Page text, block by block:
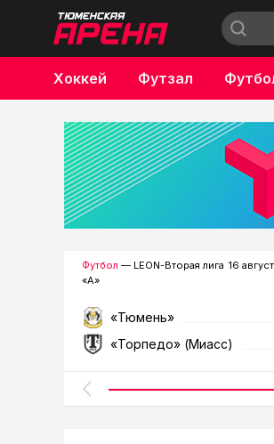
Хоккей Футзал
Бокс
Футбол — LEON-Вторая лига
«А»
16
«Тюмень»
«Торпедо» (Миасс)